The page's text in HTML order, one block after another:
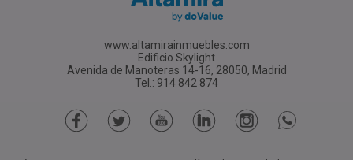
www.altamirainmuebles.com
Edificio Skylight
Avenida de Manoteras 14-16, 28050, Madrid
Tel.: 914 842 874